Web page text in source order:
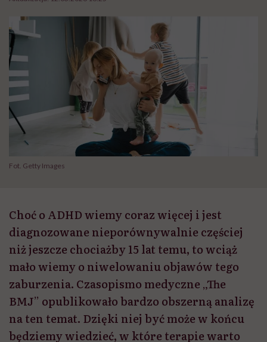
Fot. Getty Images
Choć o ADHD wiemy coraz więcej i jest
diagnozowane nieporównywalnie częściej
niż jeszcze chociażby 15 lat temu, to wciąż
mało wiemy o niwelowaniu objawów tego
zaburzenia. Czasopismo medyczne „The
BMJ” opublikowało bardzo obszerną analizę
na ten temat. Dzięki niej być może w końcu
będziemy wiedzieć, w które terapie warto